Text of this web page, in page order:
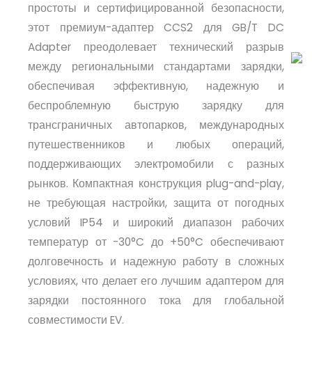
простоты и сертифицированной безопасности,
этот премиум-адаптер CCS2 для GB/T DC
Adapter преодолевает технический разрыв
между региональными стандартами зарядки,
обеспечивая эффективную, надежную и
беспроблемную быструю зарядку для
трансграничных автопарков, международных
путешественников и любых операций,
поддерживающих электромобили с разных
рынков. Компактная конструкция plug-and-play,
не требующая настройки, защита от погодных
условий IP54 и широкий диапазон рабочих
температур от -30°C до +50°C обеспечивают
долговечность и надежную работу в сложных
условиях, что делает его лучшим адаптером для
зарядки постоянного тока для глобальной
совместимости EV.